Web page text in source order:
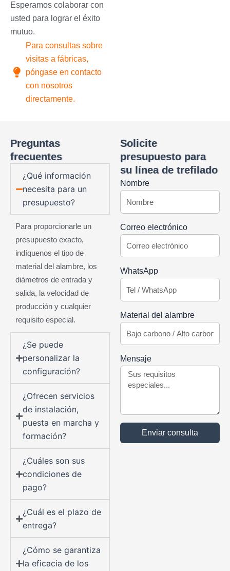
Esperamos colaborar con
usted para lograr el éxito
mutuo.
Para consultas sobre
visitas a fábricas,
póngase en contacto
con nosotros
directamente.
Preguntas
frecuentes
¿Qué información
necesita para un
presupuesto?
Para proporcionarle un
presupuesto exacto,
indíquenos el tipo de
material del alambre, los
diámetros de entrada y
salida, la velocidad de
producción y cualquier
requisito especial.
¿Se puede
personalizar la
configuración?
¿Ofrecen servicios
de instalación,
puesta en marcha y
formación?
¿Cuáles son sus
condiciones de
pago?
¿Cuál es el plazo de
entrega?
¿Cómo se garantiza
la eficacia de los
Solicite
presupuesto para
su línea de trefilado
Nombre
Correo electrónico
WhatsApp
Material del alambre
Mensaje
Enviar consulta